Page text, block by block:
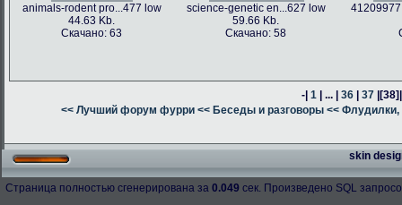
animals-rodent pro...477 low
44.63 Kb.
Скачано: 63
science-genetic en...627 low
59.66 Kb.
Скачано: 58
-| 1 | ... | 36 | 37 |[38]
<< Лучший форум фурри << Беседы и разговоры << Флудилки,
skin
Страница полностью сгенерирована за 0.049 сек. Произведено SQL